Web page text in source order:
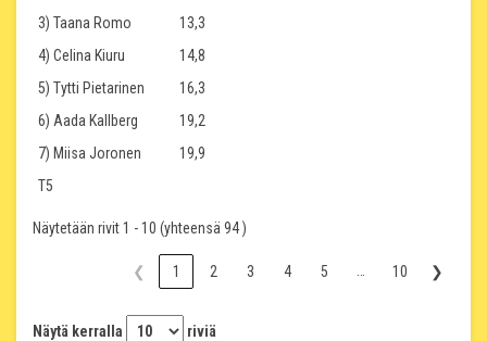
3) Taana Romo
13,3
4) Celina Kiuru
14,8
5) Tytti Pietarinen
16,3
6) Aada Kallberg
19,2
7) Miisa Joronen
19,9
T5
Näytetään rivit 1 - 10 (yhteensä 94 )
❮ 1 2 3 4 5 10 ❯
Näytä kerralla riviä